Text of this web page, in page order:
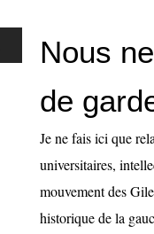
Nous
de
Je ne fais ici que
universitaires,
mouvement des
historique de la